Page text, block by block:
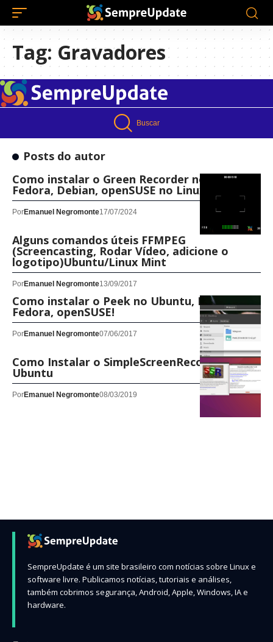
Tag: Gravadores
Buscar
Posts do autor
Como instalar o Green Recorder no Ubuntu,
Fedora, Debian, openSUSE no Linux
PorEmanuel Negromonte17/07/2024
Alguns comandos úteis FFMPEG
(Screencasting, Rodar Vídeo, adicione o
logotipo)Ubuntu/Linux Mint
PorEmanuel Negromonte13/09/2017
Como instalar o Peek no Ubuntu, Debian,
Fedora, openSUSE!
PorEmanuel Negromonte07/06/2017
Como Instalar o SimpleScreenRecorder no
Ubuntu
PorEmanuel Negromonte08/03/2019
SempreUpdate é um site brasileiro com notícias sobre Linux e
software livre. Publicamos notícias, tutoriais e análises,
também cobrimos segurança, Android, Apple, Windows, IA e
hardware.